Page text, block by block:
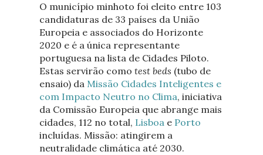
O município minhoto foi eleito entre 103
candidaturas de 33 países da União
Europeia e associados do Horizonte
2020 e é a única representante
portuguesa na lista de Cidades Piloto.
Estas servirão como test beds (tubo de
ensaio) da Missão Cidades Inteligentes e
com Impacto Neutro no Clima, iniciativa
da Comissão Europeia que abrange mais
cidades, 112 no total, Lisboae Porto
incluídas. Missão: atingirem a
neutralidade climática até 2030.